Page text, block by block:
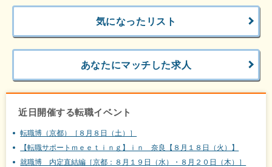
気になったリスト
あなたにマッチした求人
近日開催する転職イベント
転職博（京都）［８月８日（土）］
【転職サポートｍｅｅｔｉｎｇ】ｉｎ 奈良【８月１８日（火）】
就職博 内定直結編［京都：８月１９日（水）・８月２０日（木）］